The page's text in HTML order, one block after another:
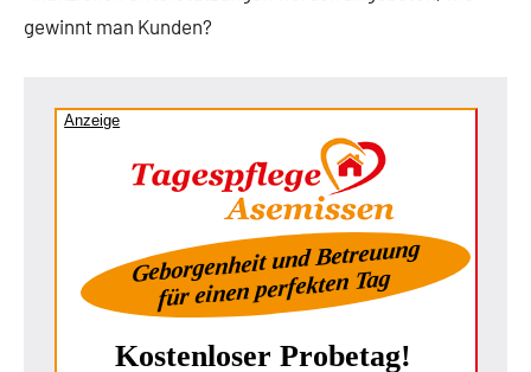
gewinnt man Kunden?
Anzeige
Geborgenheit und Betreuung
für einen perfekten Tag
Kostenloser Probetag!